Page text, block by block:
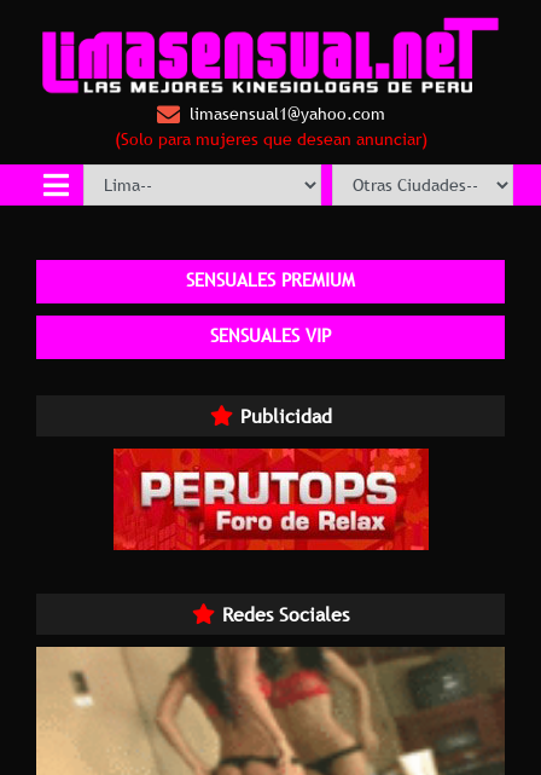
limasensual1@yahoo.com
(Solo para mujeres que desean anunciar)
Publicidad
SENSUALES PREMIUM
SENSUALES VIP
Redes Sociales